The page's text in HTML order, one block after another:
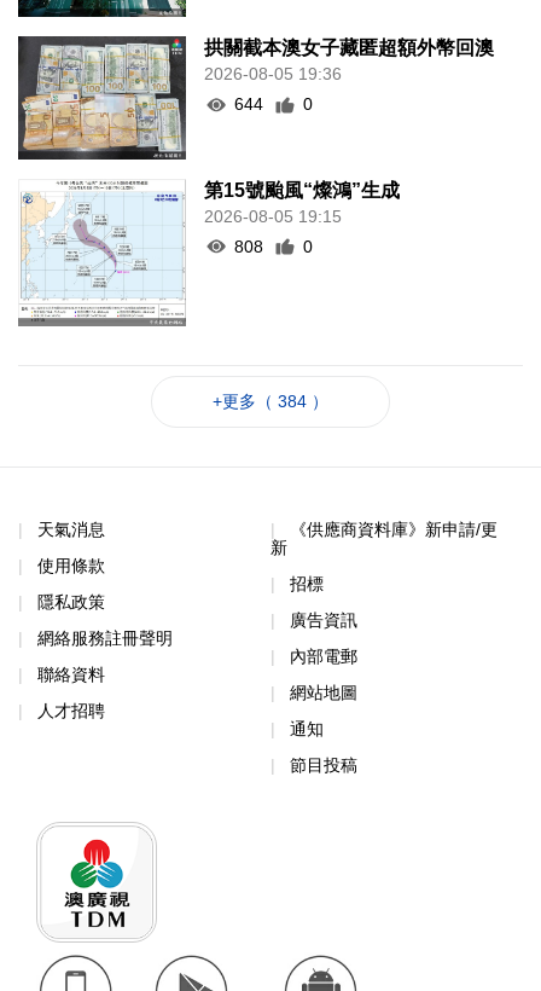
拱關截本澳女子藏匿超額外幣回澳
2026-08-05 19:36
644
0
第15號颱風“燦鴻”生成
2026-08-05 19:15
808
0
+更多（ 384 ）
天氣消息
使用條款
隱私政策
網絡服務註冊聲明
聯絡資料
人才招聘
《供應商資料庫》新申請/更
新
招標
廣告資訊
內部電郵
網站地圖
通知
節目投稿